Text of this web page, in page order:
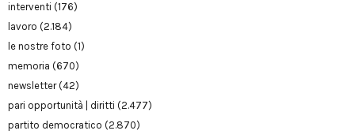
interventi (176)
lavoro (2.184)
le nostre foto (1)
memoria (670)
newsletter(42)
pari opportunità | diritti (2.477)
partito democratico (2.870)